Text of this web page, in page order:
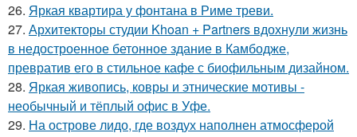
26. Яркая квартира у фонтана в Риме треви.
27. Архитекторы студии Khoan + Partners вдохнули жизнь
в недостроенное бетонное здание в Камбодже,
превратив его в стильное кафе с биофильным дизайном.
28. Яркая живопись, ковры и этнические мотивы -
необычный и тёплый офис в Уфе.
29. На острове лидо, где воздух наполнен атмосферой